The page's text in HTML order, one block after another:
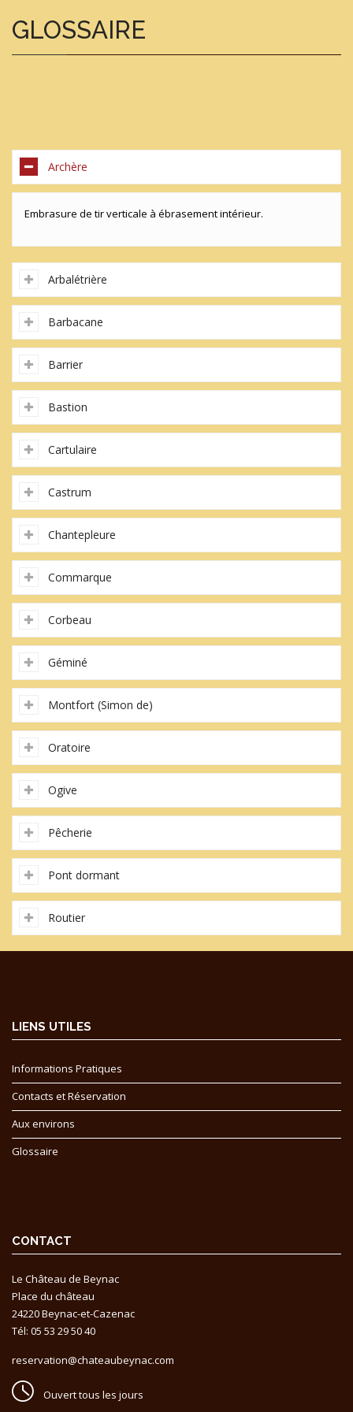
GLOSSAIRE
Archère
Embrasure de tir verticale à ébrasement intérieur.
Arbalétrière
Barbacane
Barrier
Bastion
Cartulaire
Castrum
Chantepleure
Commarque
Corbeau
Géminé
Montfort (Simon de)
Oratoire
Ogive
Pêcherie
Pont dormant
Routier
LIENS UTILES
Informations Pratiques
Contacts et Réservation
Aux environs
Glossaire
CONTACT
Le Château de Beynac
Place du château
24220 Beynac-et-Cazenac
Tél: 05 53 29 50 40
reservation@chateaubeynac.com
Ouvert tous les jours